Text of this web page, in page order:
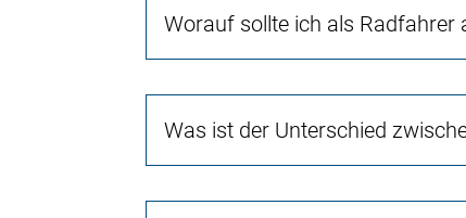
Worauf sollte ich als Radfahrer
Was ist der Unterschied